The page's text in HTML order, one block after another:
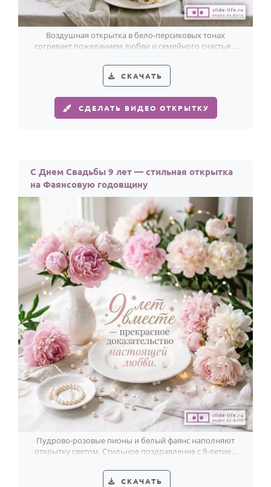
Воздушная открытка в бело-персиковых тонах
согревает пожеланием любви и семейного счастья в
СКАЧАТЬ
СДЕЛАТЬ ВИДЕО ОТКРЫТКУ
С Днем Свадьбы 9 лет — стильная открытка
на Фаянсовую годовщину
Пудрово-розовые пионы и белый фаянс наполняют
открытку светом. Стильное поздравление с 9-летием
СКАЧАТЬ